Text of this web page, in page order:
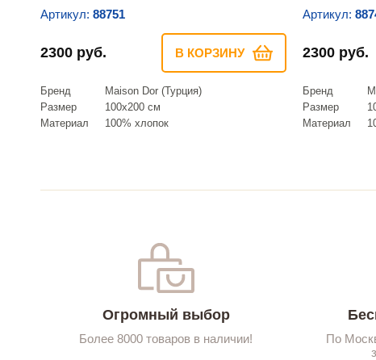
Артикул: 88751
2300 руб. В КОРЗИНУ
Бренд
Maison Dor (Турция)
Размер
100х200 см
Материал
100% хлопок
Артикул:
2300 руб.
Бренд
Размер
Материал
Огромный выбор
Более 8000 товаров в наличии!
По